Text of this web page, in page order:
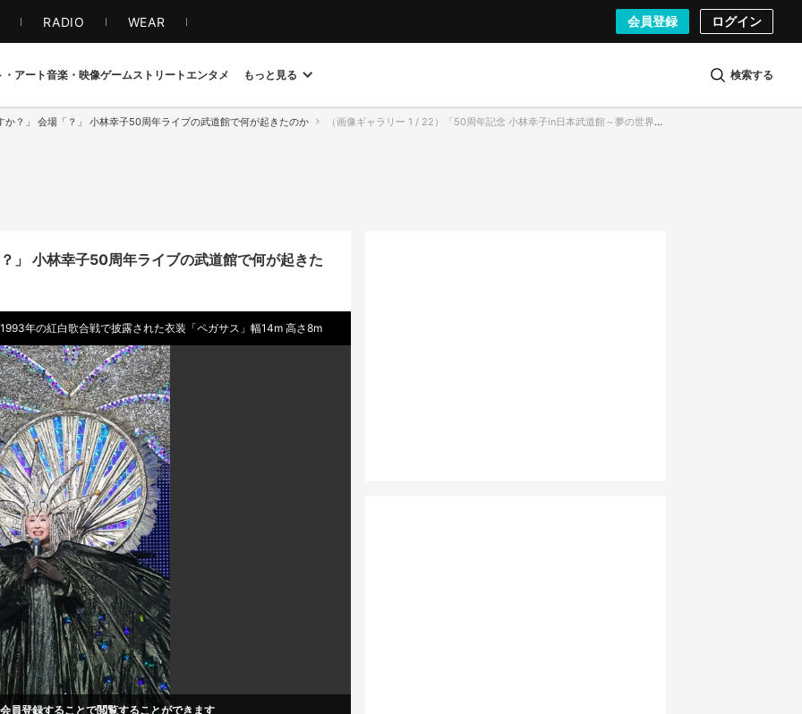
RADIO WEAR 会員登録 ログイン
アート音楽・映像ゲームストリート エンタメ もっと見る 検索する
か？」 会場「？」 小林幸子50周年ライブの武道館で何が起きたのか （画像ギャラリー 1 / 22）「50周年記念 小林幸子in日本武道館～夢の世界～」1993年の紅白歌合戦で披露された衣装「ペガサス」幅14m 高さ8m
」 小林幸子50周年ライブの武道館で何が起きた
年の紅白歌合戦で披露された衣装「ペガサス」幅14m 高さ8m
員登録することで閲覧することができます